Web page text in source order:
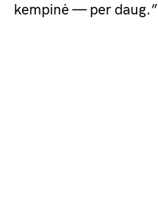
kempinė — per daug.”